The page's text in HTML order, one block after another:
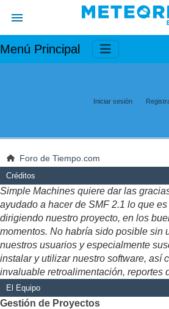
Menú Principal
Iniciar sesión
Foro de Tiempo.com
Créditos
Simple Machines quiere dar las
ayudado a hacer de SMF 2.1 lo que
dirigiendo nuestro proyecto, en los
momentos. No habría sido posible sin
nuestros usuarios y especialmente
instalar y utilizar nuestro software, así
invaluable retroalimentación, reportes
El Equipo
Gestión de Proyectos